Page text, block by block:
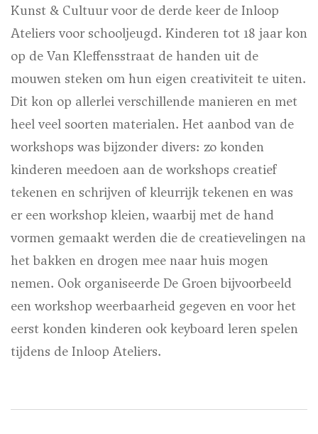
Kunst & Cultuur voor de derde keer de Inloop
Ateliers voor schooljeugd. Kinderen tot 18 jaar kon
op de Van Kleffensstraat de handen uit de
mouwen steken om hun eigen creativiteit te uiten.
Dit kon op allerlei verschillende manieren en met
heel veel soorten materialen. Het aanbod van de
workshops was bijzonder divers: zo konden
kinderen meedoen aan de workshops creatief
tekenen en schrijven of kleurrijk tekenen en was
er een workshop kleien, waarbij met de hand
vormen gemaakt werden die de creatievelingen na
het bakken en drogen mee naar huis mogen
nemen. Ook organiseerde De Groen bijvoorbeeld
een workshop weerbaarheid gegeven en voor het
eerst konden kinderen ook keyboard leren spelen
tijdens de Inloop Ateliers.